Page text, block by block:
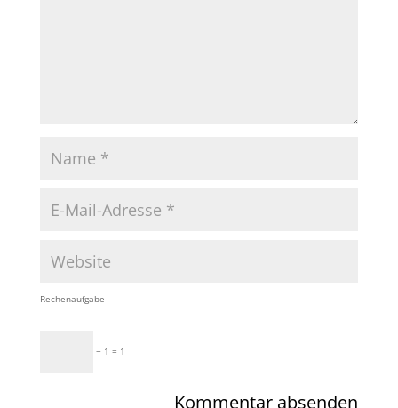
Rechenaufgabe
− 1 = 1